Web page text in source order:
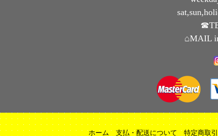
⌂MAIL
ホーム 支払・配送について
特定商取